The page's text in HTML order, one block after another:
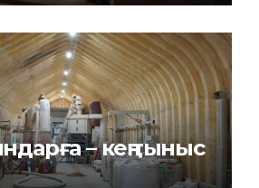
Кәсіпорындарға – кең тыныс